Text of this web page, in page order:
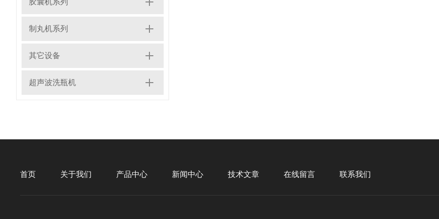
胶囊机系列
制丸机系列
其它设备
超声波洗瓶机
首页 关于我们 产品中心 新闻中心 技术文章 在线留言 联系我们